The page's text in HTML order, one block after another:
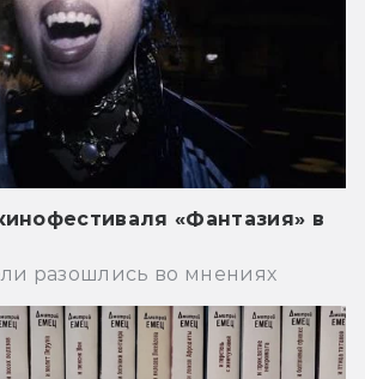
«Фантазия» в
разошлись во мнениях